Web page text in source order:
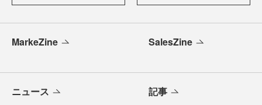
MarkeZine SalesZine
ニュース 記事